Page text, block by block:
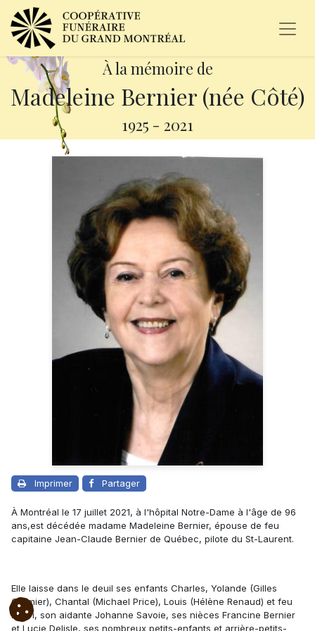
À la mémoire de
Madeleine Bernier (née Côté)
1925 - 2021
Imprimer Partager
À Montréal le 17 juillet 2021, à l'hôpital Notre-Dame à l'âge de 96
ans,est décédée madame Madeleine Bernier, épouse de feu
capitaine Jean-Claude Bernier de Québec, pilote du St-Laurent.
Elle laisse dans le deuil ses enfants Charles, Yolande (Gilles
Cormier), Chantal (Michael Price), Louis (Hélène Renaud) et feu
Henri, son aidante Johanne Savoie, ses nièces Francine Bernier
et Lucie Delisle, ses nombreux petits-enfants et arrière-petits-